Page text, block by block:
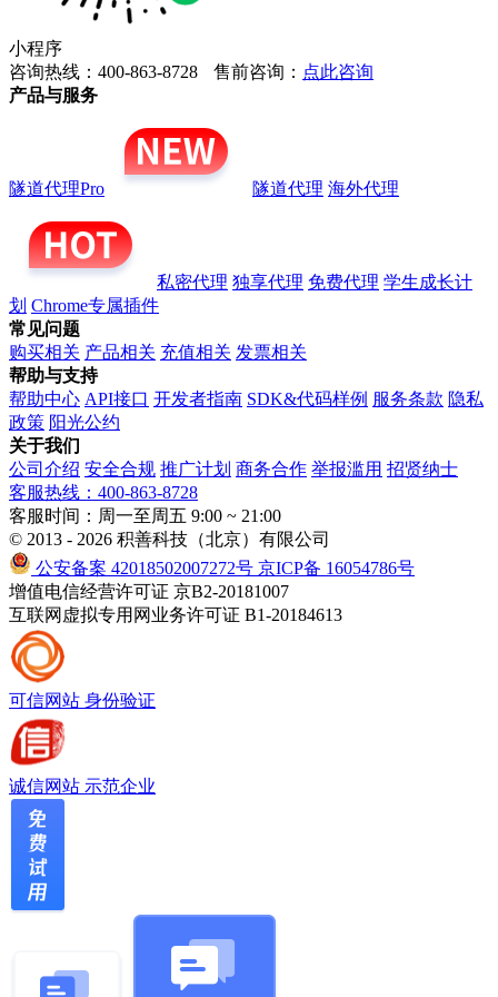
小程序
咨询热线：400-863-8728
售前咨询： 点此咨询
产品与服务
隧道代理Pro 隧道代理 海外代理
私密代理 独享代理 免费代理 学生成长计
划 Chrome专属插件
常见问题
购买相关 产品相关 充值相关 发票相关
帮助与支持
帮助中心 API接口 开发者指南 SDK&代码样例 服务条款 隐私
政策 阳光公约
关于我们
公司介绍 安全合规 推广计划 商务合作 举报滥用 招贤纳士
客服热线：400-863-8728
客服时间：周一至周五 9:00 ~ 21:00
© 2013 - 2026 积善科技（北京）有限公司
公安备案 42018502007272号 京ICP备 16054786号
增值电信经营许可证 京B2-20181007
互联网虚拟专用网业务许可证 B1-20184613
可信网站 身份验证
诚信网站 示范企业